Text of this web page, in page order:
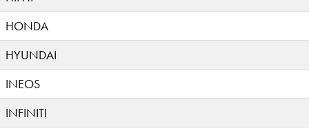
HONDA
HYUNDAI
INEOS
INFINITI